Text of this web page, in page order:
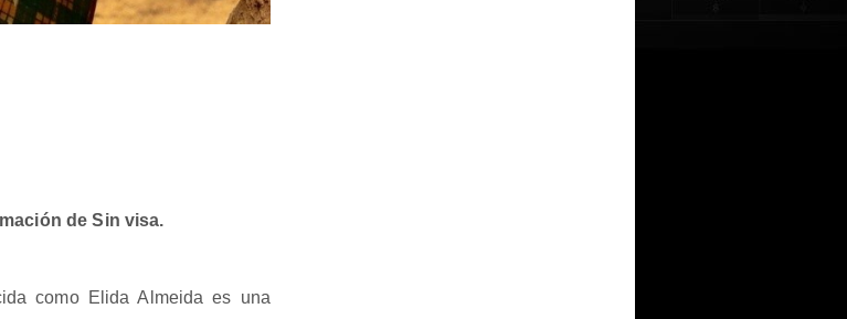
de Sin visa.
como Elida Almeida es una